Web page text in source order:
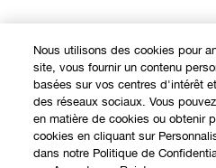
Nous utilisons des cookies pour
site, vous fournir un contenu
basées sur vos centres d'intérêt
des réseaux sociaux. Vous
en matière de cookies ou obtenir
cookies en cliquant sur
dans notre Politique de